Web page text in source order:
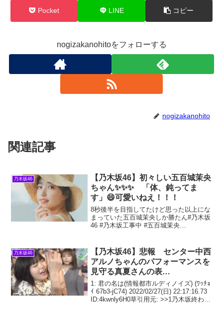
ec0056dbe781&pf_rd_r=F0GVFPC8KNW5GC6
3AECC&pd_rd_wg=CP725&pd_rd_r=668e3f8
9-479f-4247-a2a5-
22&linkId=409a0bfbcef3e087da6e4789da2255
dc&language=ja_JP&ref_=as_li_ss_tl
Pocket LINE コピー
nogizakanohitoをフォローする
nogizakanohito
関連記事
乃木坂46
【乃木坂46】初々しい五百城茉央
ちゃん✨✨✨ 「体、鈍ってま
す」😄可愛いねえ！！！
8秒後半を目指してたけど思った以上にな
まっていた五百城茉央しか勝たん#乃木坂
46 #乃木坂工事中 #五百城茉央
(@ioki_too_cute)
乃木坂46
【乃木坂46】悲報 センター中西
アルノちゃんのパフォーマンスを
見守る真夏さんの表
情！！！！！！！
1: 君の名は(情報都市ルディノイズ) (ﾜｯﾁｮ
ｲ 67b3-jC74) 2022/02/27(日) 22:17:16.73
ID:4kwnly6H0草引用元: >>1乃木坂終わり